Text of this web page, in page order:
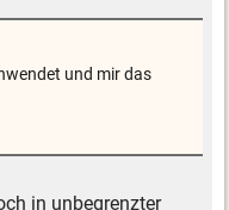
und mir das
in unbegrenzter